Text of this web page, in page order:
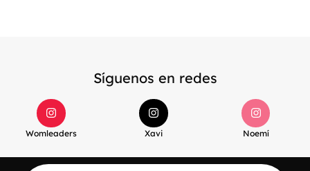
Síguenos en redes
Womleaders Xavi Noemí